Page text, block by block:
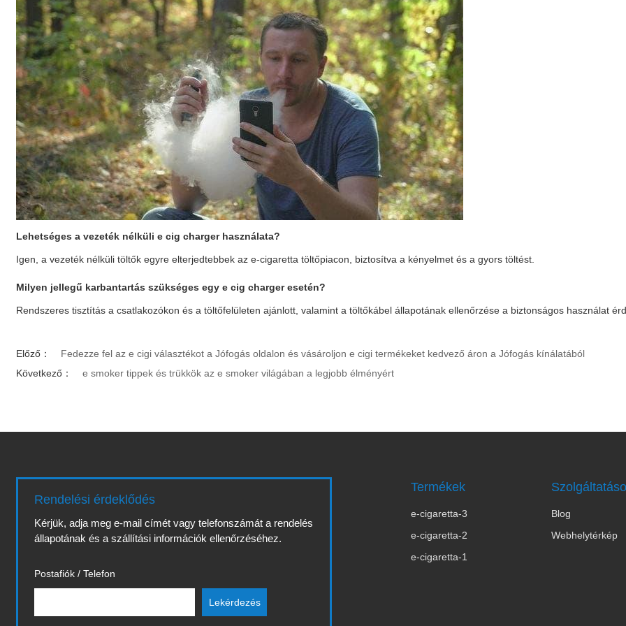
Lehetséges a vezeték nélkülie cig chargerhasználata?
Igen, a vezeték nélküli töltők egyre elterjedtebbek az e-cigaretta töltőpiacon, biztosítva a kényelmet és a gyors töltést.
Milyen jellegű karbantartás szükséges egye cig chargeresetén?
Rendszeres tisztítás a csatlakozókon és a töltőfelületen ajánlott, valamint a töltőkábel állapotának ellenőrzése a biztonságos használat
Előző：
Fedezze fel az e cigi választékot a Jófogás oldalon és vásároljon e cigi termékeket kedvező áron a Jófogás kínálatából
Következő：
e smoker tippek és trükkök az e smoker világában a legjobb élményért
Rendelési érdeklődés
Kérjük, adja meg e-mail címét vagy telefonszámát a rendelés
állapotának és a szállítási információk ellenőrzéséhez.
Postafiók / Telefon
Termékek
e-cigaretta-3
e-cigaretta-2
e-cigaretta-1
Blog
Webhelytérkép